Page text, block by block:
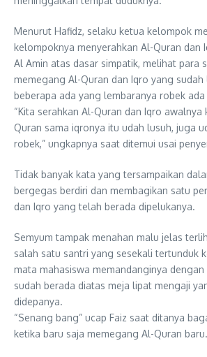
Menurut Hafidz, selaku ketua kelompok
kelompoknya menyerahkan Al-Quran dan
Al Amin atas dasar simpatik, melihat para
memegang Al-Quran dan Iqro yang sudah
beberapa ada yang lembaranya robek
“Kita serahkan Al-Quran dan Iqro awalnya
Quran sama iqronya itu udah lusuh, juga
robek,” ungkapnya saat ditemui usai
Tidak banyak kata yang tersampaikan
bergegas berdiri dan membagikan satu
dan Iqro yang telah berada dipelukanya.
Semyum tampak menahan malu jelas
salah satu santri yang sesekali tertunduk
mata mahasiswa memandanginya dengan
sudah berada diatas meja lipat mengaji
didepanya.
“Senang bang” ucap Faiz saat ditanya
ketika baru saja memegang Al-Quran baru.